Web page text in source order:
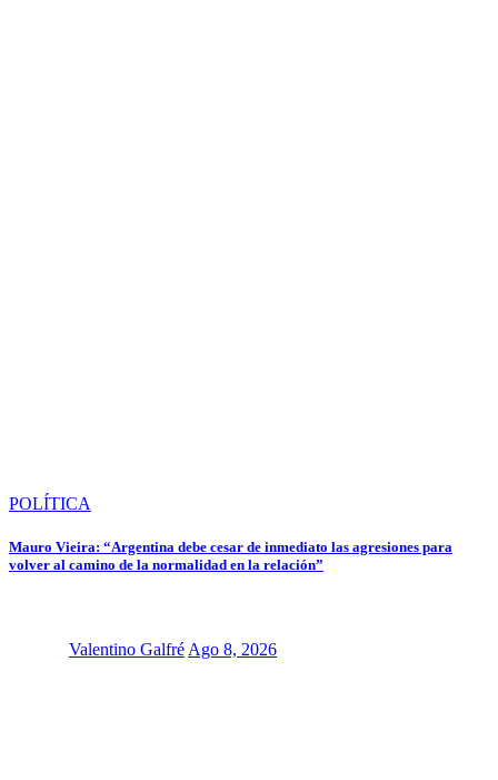
POLÍTICA
Mauro Vieira: “Argentina debe cesar de inmediato las agresiones para
volver al camino de la normalidad en la relación”
Valentino Galfré Ago 8, 2026